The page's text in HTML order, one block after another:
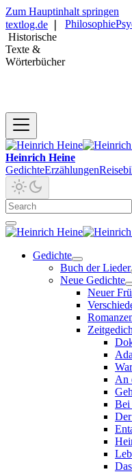
Zum Hauptinhalt springen
textlog.de
Historische
Texte &
Wörterbücher
Philosophie
Heinrich Heine
GedichteErzählungen
Gedichte
Buch der Lieder
Neue Gedichte
Neuer
An
Bei